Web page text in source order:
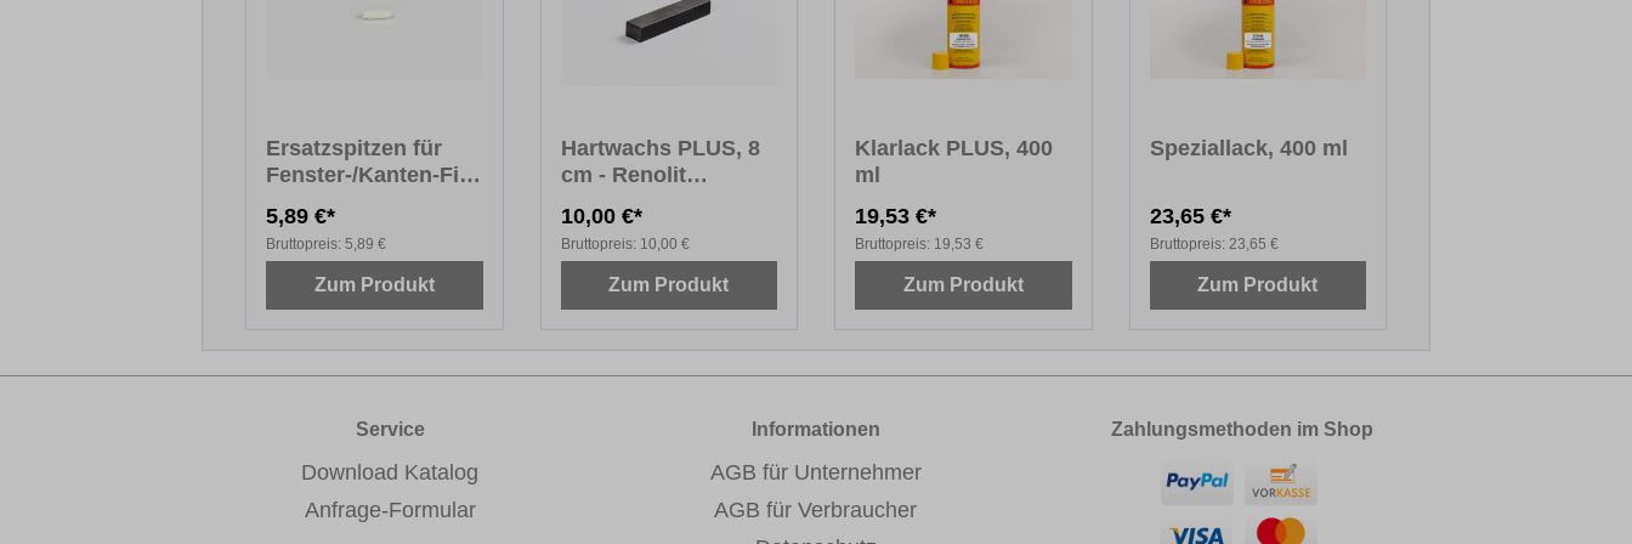
Ersatzspitzen für
Fenster-/Kanten-Fix
5,89 €*
Bruttopreis: 5,89 €
Zum Produkt
Hartwachs PLUS, 8
cm - Renolit
10,00 €*
Bruttopreis: 10,00 €
Zum Produkt
Klarlack PLUS, 400
ml
19,53 €*
Bruttopreis: 19,53 €
Zum Produkt
Speziallack, 400 ml
23,65 €*
Bruttopreis: 23,65 €
Zum Produkt
Service
Download Katalog
Anfrage-Formular
Informationen
AGB für Unternehmer
AGB für Verbraucher
Zahlungsmethoden im Shop